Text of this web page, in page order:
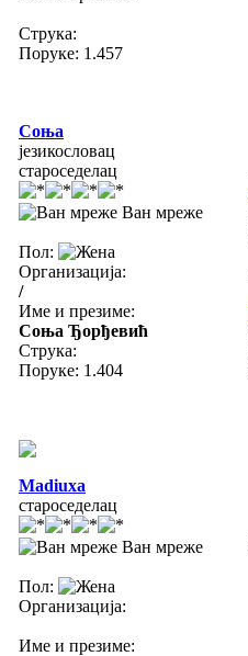
Струка:
Поруке: 1.457
Соња
језикословац
староседелац
Ван мреже
Пол:
Организација:
/
Име и презиме:
Соња Ђорђевић
Струка:
Поруке: 1.404
Madiuxa
староседелац
Ван мреже
Пол:
Организација:
Име и презиме: